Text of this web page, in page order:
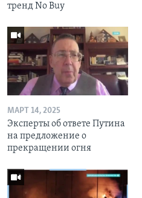
тренд No Buy
МАРТ 14, 2025
Эксперты об ответе Путина
на предложение о
прекращении огня